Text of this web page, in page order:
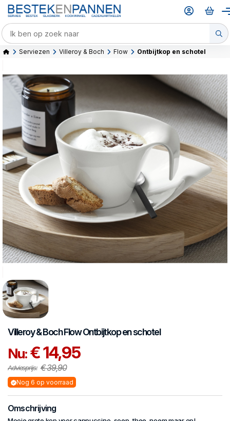
Serviezen Villeroy & Boch Flow Ontbijtkop en schotel
Villeroy & BochFlowOntbijtkop en schotel
Nu:€ 14,95
Adviesprijs: € 39,90
Nog 6 op voorraad
Omschrijving